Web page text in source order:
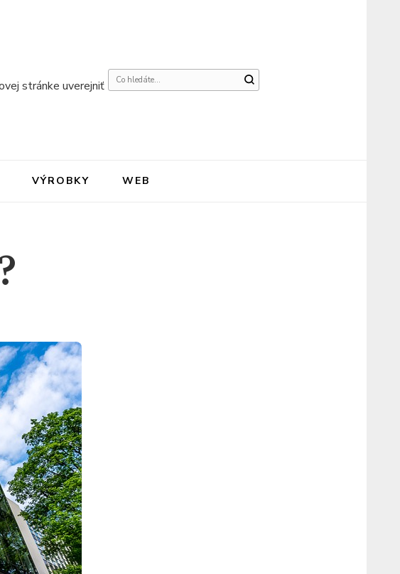
stránke uverejniť
Hledáte
VÝROBKY WEB